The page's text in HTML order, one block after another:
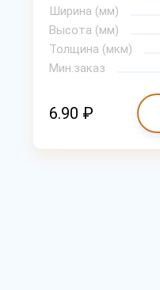
Ширина (мм)
Высота (мм)
Толщина (мкм)
Мин.заказ
6.90 ₽